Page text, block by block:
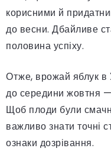
корисними й
до весни. Дбайливе
половина успіху.
Отже, врожай яблук в
до середини жовтня —
Щоб плоди були
важливо знати точні
ознаки дозрівання.